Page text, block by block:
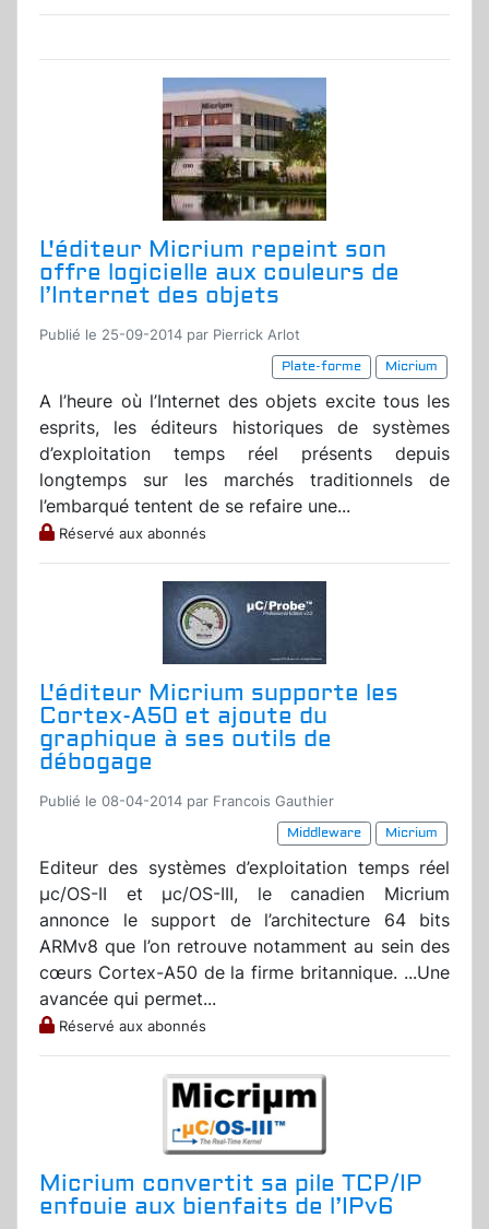
L'éditeur Micrium repeint son
offre logicielle aux couleurs de
l’Internet des objets
Publié le 25-09-2014 par Pierrick Arlot
Plate-forme
Micrium
A l’heure où l’Internet des objets excite tous les
esprits, les éditeurs historiques de systèmes
d’exploitation temps réel présents depuis
longtemps sur les marchés traditionnels de
l’embarqué tentent de se refaire une...
Réservé aux abonnés
L'éditeur Micrium supporte les
Cortex-A50 et ajoute du
graphique à ses outils de
débogage
Publié le 08-04-2014 par Francois Gauthier
Middleware
Micrium
Editeur des systèmes d’exploitation temps réel
μc/OS-II et μc/OS-III, le canadien Micrium
annonce le support de l’architecture 64 bits
ARMv8 que l’on retrouve notamment au sein des
cœurs Cortex-A50 de la firme britannique. ...Une
avancée qui permet...
Réservé aux abonnés
Micrium convertit sa pile TCP/IP
enfouie aux bienfaits de l’IPv6